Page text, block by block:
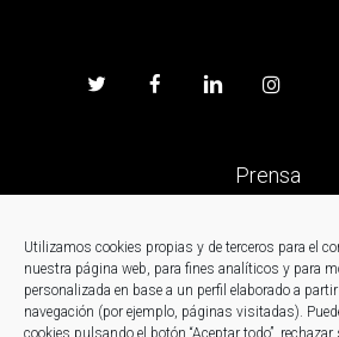
Utilizamos cookies propias y de terceros para el
nuestra página web, para fines analíticos y para
personalizada en base a un perfil elaborado a
navegación (por ejemplo, páginas visitadas).
cookies pulsando el botón “Aceptar todo”,
Prensa
Trabaja en
Noticias